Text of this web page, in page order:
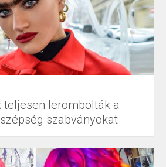
teljesen lerombolták a
szabványokat